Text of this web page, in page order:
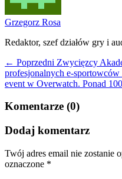
Grzegorz Rosa
Redaktor, szef działów gry i
← Poprzedni Zwycięzcy
profesjonalnych e-sportowców
event w Overwatch. Ponad
Komentarze (0)
Dodaj komentarz
Twój adres email nie zostanie
oznaczone *